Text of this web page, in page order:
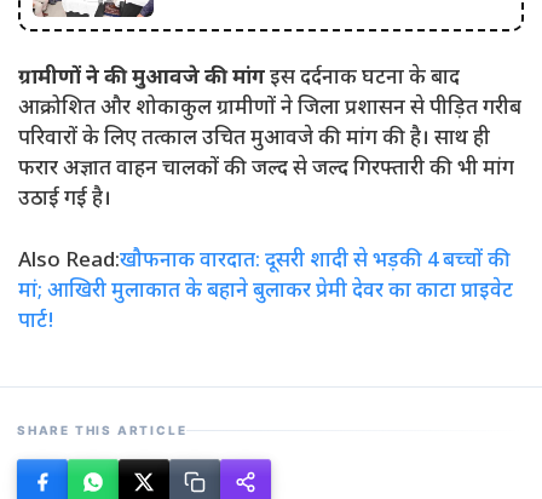
ग्रामीणों ने की मुआवजे की मांगइस दर्दनाक घटना के बाद
आक्रोशित और शोकाकुल ग्रामीणों ने जिला प्रशासन से पीड़ित गरीब
परिवारों के लिए तत्काल उचित मुआवजे की मांग की है। साथ ही
फरार अज्ञात वाहन चालकों की जल्द से जल्द गिरफ्तारी की भी मांग
उठाई गई है।
Also Read:खौफनाक वारदात: दूसरी शादी से भड़की 4 बच्चों की
मां; आखिरी मुलाकात के बहाने बुलाकर प्रेमी देवर का काटा प्राइवेट
पार्ट!
SHARE THIS ARTICLE